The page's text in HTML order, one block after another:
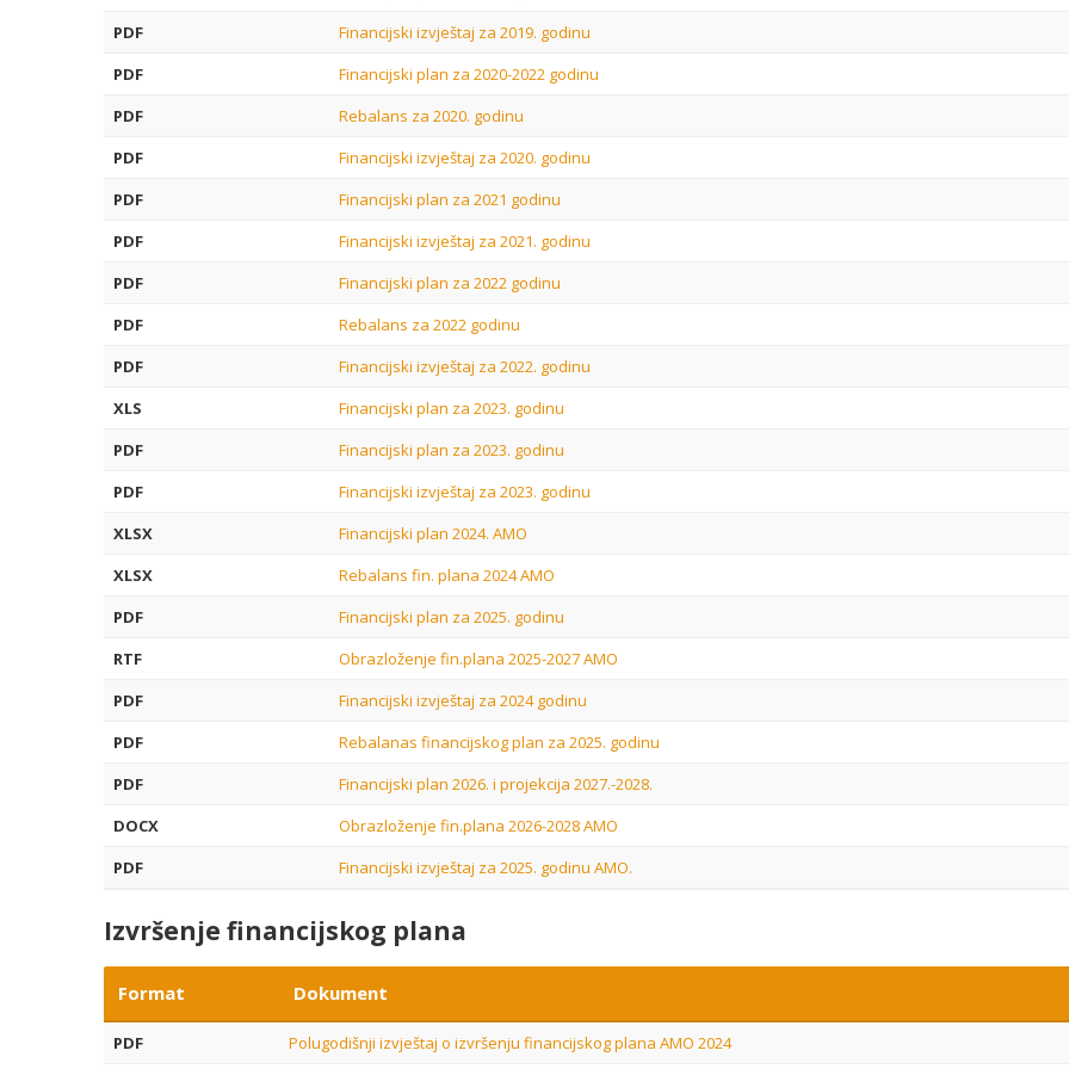
PDF
Financijski izvještaj za 2019. godinu
PDF
Financijski plan za 2020-2022 godinu
PDF
Rebalans za 2020. godinu
PDF
Financijski izvještaj za 2020. godinu
PDF
Financijski plan za 2021 godinu
PDF
Financijski izvještaj za 2021. godinu
PDF
Financijski plan za 2022 godinu
PDF
Rebalans za 2022 godinu
PDF
Financijski izvještaj za 2022. godinu
XLS
Financijski plan za 2023. godinu
PDF
Financijski plan za 2023. godinu
PDF
Financijski izvještaj za 2023. godinu
XLSX
Financijski plan 2024. AMO
XLSX
Rebalans fin. plana 2024 AMO
PDF
Financijski plan za 2025. godinu
RTF
Obrazloženje fin.plana 2025-2027 AMO
PDF
Financijski izvještaj za 2024 godinu
PDF
Rebalanas financijskog plan za 2025. godinu
PDF
Financijski plan 2026. i projekcija 2027.-2028.
DOCX
Obrazloženje fin.plana 2026-2028 AMO
PDF
Financijski izvještaj za 2025. godinu AMO.
Izvršenje financijskog plana
Format Dokument
PDF Polugodišnji izvještaj o izvršenju financijskog plana AMO 2024